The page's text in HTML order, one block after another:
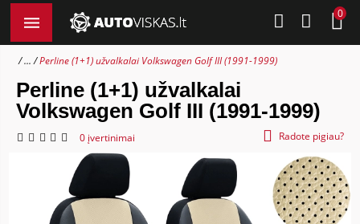
0
... Perline (1+1) užvalkalai Volkswagen Golf III (1991-1999)
Perline (1+1) užvalkalai
Volkswagen Golf III (1991-1999)
0 įvertinimai Radote pigiau?